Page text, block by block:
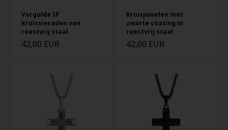
Vergulde IP
kruissieraden van
roestvrij staal
42,00 EUR
Kruisjuwelen met
zwarte coating in
roestvrij staal
42,00 EUR